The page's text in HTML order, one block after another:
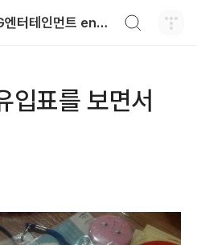
와일드진생WG엔터테인먼트 entertainment
입표를 보면서